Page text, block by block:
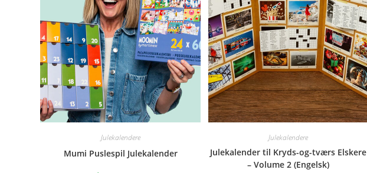
Julekalendere
Mumi Puslespil Julekalender
Julekalendere
Julekalender til Kryds-og-tværs Elskere
– Volume 2 (Engelsk)